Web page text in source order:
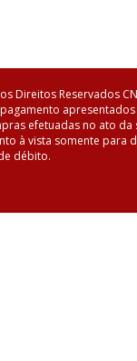
Direitos Reservados
efetuadas no ato da
à vista somente para
débito.